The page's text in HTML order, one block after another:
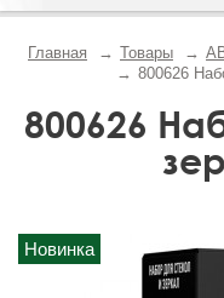
Главная Товары
800626
800626
Новинка